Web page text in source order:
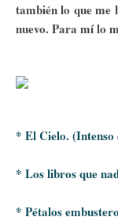
también lo que me
nuevo. Para mí lo
* El Cielo.
* Los libros que
* Pétalos